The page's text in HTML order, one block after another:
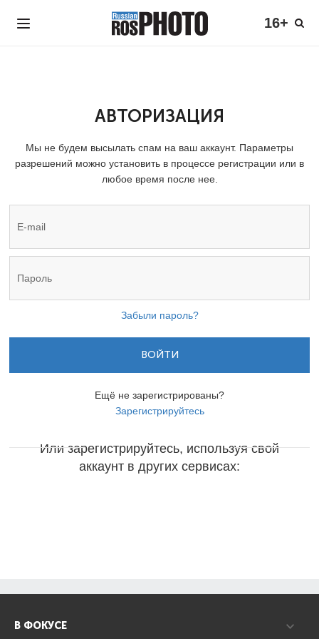
16+
АВТОРИЗАЦИЯ
Мы не будем высылать спам на ваш аккаунт. Параметры
разрешений можно установить в процессе регистрации или в
любое время после нее.
Забыли пароль?
ВОЙТИ
Ещё не зарегистрированы?
Зарегистрируйтесь
Или зарегистрируйтесь, используя свой
аккаунт в других сервисах:
В ФОКУСЕ